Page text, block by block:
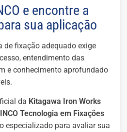
e encontre a
sua aplicação
de fixação adequado exige
entendimento das
e conhecimento aprofundado
da Kitagawa Iron Works
Tecnologia em Fixações
especializado para avaliar sua